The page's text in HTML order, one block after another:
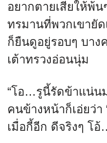
อยากตายเสียให้พ้
ทรมานที่พวกเขายั
ก็ยืนดูอยู่รอบๆ บาง
เต้าทรวงอ่อนนุ่ม
“โอ…รูนี้รัดข้าแน่น
คนข้างหน้าก็เอ่ยว่า
เมื่อกี้อีก ดีจริงๆ โ